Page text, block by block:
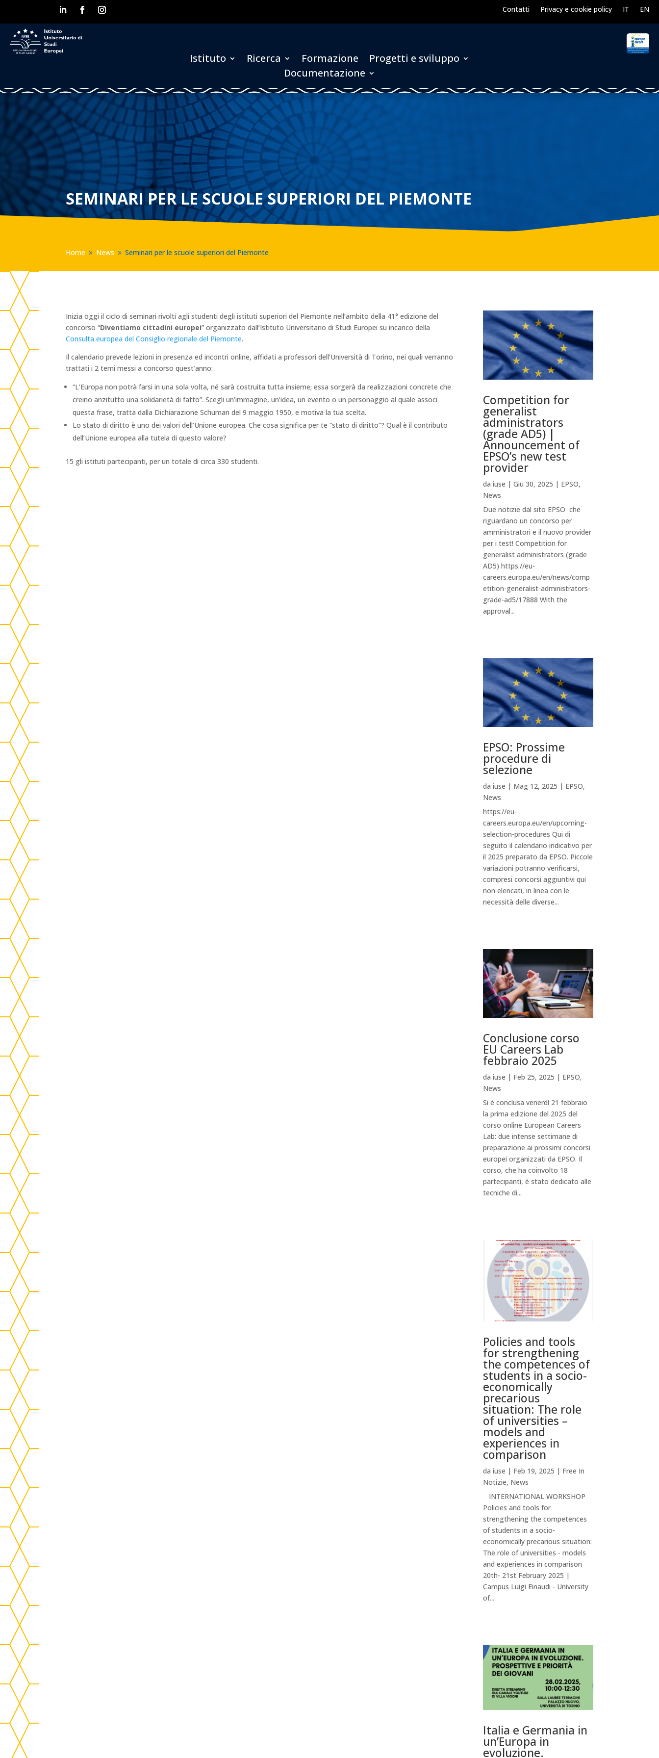
Contatti Privacy e cookie policy IT EN
Istituto Ricerca Formazione
Progetti e sviluppo
Documentazione
SEMINARI PER LE SCUOLE SUPERIORI DEL PIEMONTE
Home 9 News 9 Seminari per le scuole superiori del Piemonte
Inizia oggi il ciclo di seminari rivolti agli studenti degli istituti superiori del Piemonte nell’ambito della 41° edizione del
concorso “Diventiamo cittadini europei” organizzato dall’Istituto Universitario di Studi Europei su incarico della
Consulta europea del Consiglio regionale del Piemonte.
Il calendario prevede lezioni in presenza ed incontri online, affidati a professori dell’Università di Torino, nei quali verranno
trattati i 2 temi messi a concorso quest’anno:
“L’Europa non potrà farsi in una sola volta, né sarà costruita tutta insieme; essa sorgerà da realizzazioni concrete che
creino anzitutto una solidarietà di fatto”. Scegli un’immagine, un’idea, un evento o un personaggio al quale associ
questa frase, tratta dalla Dichiarazione Schuman del 9 maggio 1950, e motiva la tua scelta.
Lo stato di diritto è uno dei valori dell’Unione europea. Che cosa significa per te “stato di diritto”? Qual è il contributo
dell’Unione europea alla tutela di questo valore?
15 gli istituti partecipanti, per un totale di circa 330 studenti.
Competition for
generalist
administrators
(grade AD5) |
Announcement of
EPSO’s new test
provider
daiuse |Giu 30, 2025 | EPSO,
News
Due notizie dal sito EPSO che
riguardano un concorso per
amministratori e il nuovo provider
per i test! Competition for
generalist administrators (grade
AD5) https://eu-
careers.europa.eu/en/news/comp
etition-generalist-administrators-
grade-ad5/17888 With the
approval...
EPSO: Prossime
procedure di
selezione
daiuse | Mag 12, 2025 | EPSO,
News
https://eu-
careers.europa.eu/en/upcoming-
selection-procedures Qui di
seguito il calendario indicativo per
il 2025 preparato da EPSO. Piccole
variazioni potranno verificarsi,
compresi concorsi aggiuntivi qui
non elencati, in linea con le
necessità delle diverse...
Conclusione corso
EU Careers Lab
febbraio 2025
daiuse | Feb 25, 2025 | EPSO,
News
Si è conclusa venerdì 21 febbraio
la prima edizione del 2025 del
corso online European Careers
Lab: due intense settimane di
preparazione ai prossimi concorsi
europei organizzati da EPSO. Il
corso, che ha coinvolto 18
partecipanti, è stato dedicato alle
tecniche di...
Policies and tools
for strengthening
the competences of
students in a socio-
economically
precarious
situation: The role
of universities –
models and
experiences in
comparison
daiuse | Feb 19, 2025 | Free In
Notizie, News
INTERNATIONAL WORKSHOP
Policies and tools for
strengthening the competences
of students in a socio-
economically precarious situation:
The role of universities - models
and experiences in comparison
20th- 21st February 2025 |
Campus Luigi Einaudi - University
of...
Italia e Germania in
un’Europa in
evoluzione.